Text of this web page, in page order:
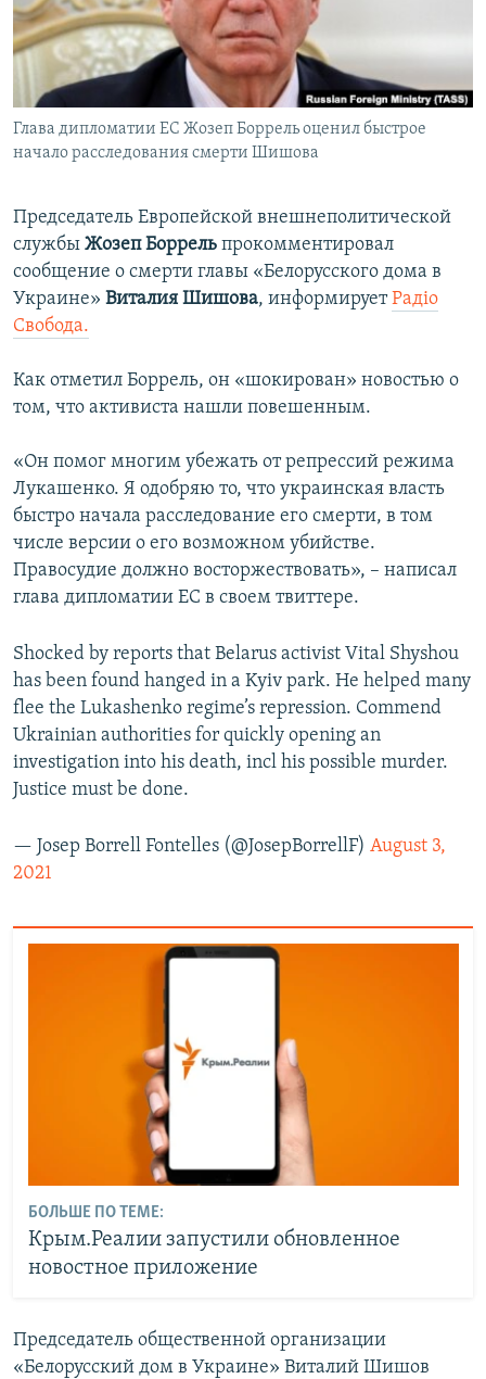
ПОБЕДИТЕЛЕЙ НЕ СУДЯТ?
КРЫМ.НЕПОКОРЕННЫЙ
ELIFBE
УКРАИНСКАЯ ПРОБЛЕМА КРЫМА
ПРИСОЕДИНЯЙТЕСЬ!
Все сайты RFE/RL
Глава дипломатии ЕС Жозеп Боррель оценил быстрое
начало расследования смерти Шишова
Председатель Европейской внешнеполитической
службы Жозеп Боррель прокомментировал
сообщение о смерти главы «Белорусского дома в
Украине» Виталия Шишова, информируетРадіо
Свобода.
Как отметил Боррель, он «шокирован» новостью о
том, что активиста нашли повешенным.
«Он помог многим убежать от репрессий режима
Лукашенко. Я одобряю то, что украинская власть
быстро начала расследование его смерти, в том
числе версии о его возможном убийстве.
Правосудие должно восторжествовать», – написал
глава дипломатии ЕС в своем твиттере.
Shocked by reports that Belarus activist Vital Shyshou
has been found hanged in a Kyiv park. He helped many
flee the Lukashenko regime’s repression. Commend
Ukrainian authorities for quickly opening an
investigation into his death, incl his possible murder.
Justice must be done.
— Josep Borrell Fontelles (@JosepBorrellF) August 3,
2021
БОЛЬШЕ ПО ТЕМЕ:
Крым.Реалии запустили обновленное
новостное приложение
Председатель общественной организации
«Белорусский дом в Украине» Виталий Шишов